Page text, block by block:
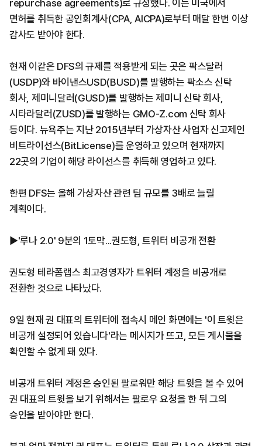
repurchase agreements)로 규정했다. 이는 미국에서
면허를 취득한 공인회계사(CPA, AICPA)로부터 매달 한번 이상
감사도 받아야 한다.
현재 이같은 DFS의 규제를 적용받게 되는 곳은 팍스달러
(USDP)와 바이낸스USD(BUSD)를 발행하는 팍소스 신탁
회사, 제미니달러(GUSD)를 발행하는 제미니 신탁 회사,
시타라달러(ZUSD)를 발행하는 GMO-Z.com 신탁 회사
등이다. 뉴욕주는 지난 2015년부터 가상자산 사업자 신고제인
비트라이선스(BitLicense)를 운영하고 있으며 현재까지
22곳의 기업이 해당 라이선스를 취득해 영업하고 있다.
한편 DFS는 올해 가상자산 관련 팀 규모를 3배로 늘릴
계획이다.
▶'루나 2.0' 9분의 1토막...권도형, 트위터 비공개 전환
권도형 테라폼랩스 최고경영자가 트위터 계정을 비공개로
전환한 것으로 나타났다.
9일 현재 권 대표의 트위터에 접속시 메인 화면에는 '이 트윗은
비공개 설정되어 있습니다'라는 메시지가 뜨고, 모든 게시물을
확인할 수 없게 돼 있다.
비공개 트위터 계정은 승인된 팔로워만 해당 트윗을 볼 수 있어
권 대표의 트윗을 보기 위해서는 팔로우 요청을 한 뒤 그의
승인을 받아야만 한다.